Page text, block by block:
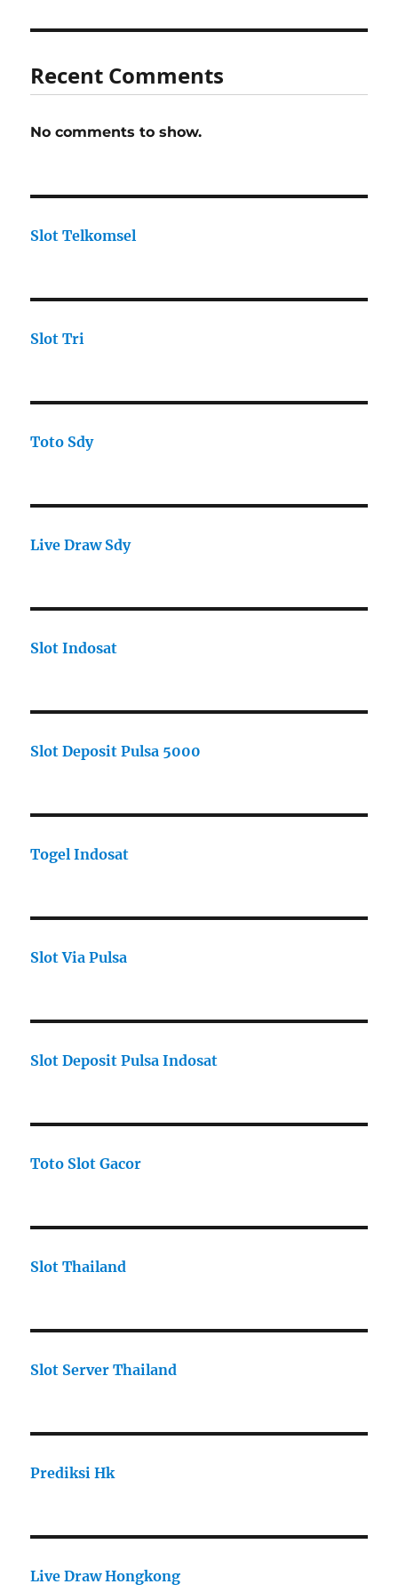
Recent Comments
No comments to show.
Slot Telkomsel
Slot Tri
Toto Sdy
Live Draw Sdy
Slot Indosat
Slot Deposit Pulsa 5000
Togel Indosat
Slot Via Pulsa
Slot Deposit Pulsa Indosat
Toto Slot Gacor
Slot Thailand
Slot Server Thailand
Prediksi Hk
Live Draw Hongkong